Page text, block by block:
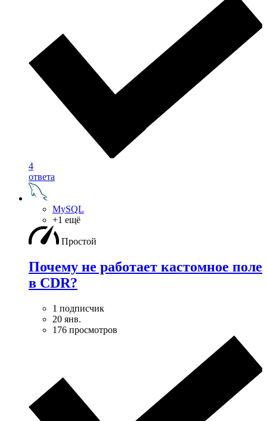
4
ответа
MySQL
+1 ещё
Простой
Почему не работает кастомное поле
в CDR?
1 подписчик
20 янв.
176 просмотров